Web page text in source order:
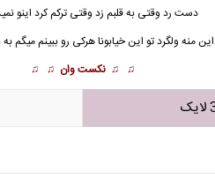
دست رد وقتی به قلبم زد وقتی ترکم کرد اینو
این منه ولگرد تو این خیابونا هرکی رو ببینم میگم
♫ ♫ نکست وان ♫ ♫